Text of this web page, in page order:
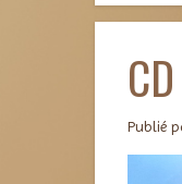
Publié